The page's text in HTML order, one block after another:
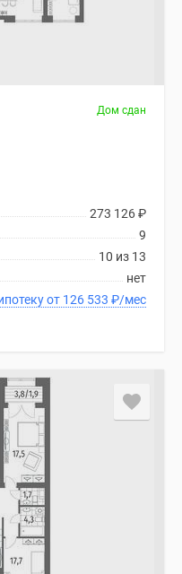
Дом сдан
273 126₽
9
10 из 13
нет
В ипотеку от 126 533 ₽/мес